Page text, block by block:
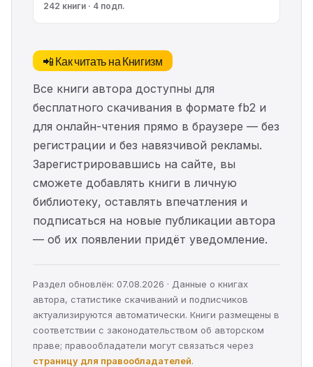
242 книги · 4 подп.
📲 Как читать на Книгизм
Все книги автора доступны для
бесплатного скачивания в формате fb2 и
для онлайн-чтения прямо в браузере — без
регистрации и без навязчивой рекламы.
Зарегистрировавшись на сайте, вы
сможете добавлять книги в личную
библиотеку, оставлять впечатления и
подписаться на новые публикации автора
— об их появлении придёт уведомление.
Раздел обновлён: 07.08.2026 · Данные о книгах
автора, статистике скачиваний и подписчиков
актуализируются автоматически. Книги размещены в
соответствии с законодательством об авторском
праве; правообладатели могут связаться через
страницу для правообладателей.